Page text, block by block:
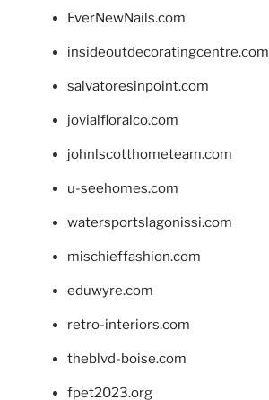
EverNewNails.com
insideoutdecoratingcentre.com
salvatoresinpoint.com
jovialfloralco.com
johnlscotthometeam.com
u-seehomes.com
watersportslagonissi.com
mischieffashion.com
eduwyre.com
retro-interiors.com
theblvd-boise.com
fpet2023.org